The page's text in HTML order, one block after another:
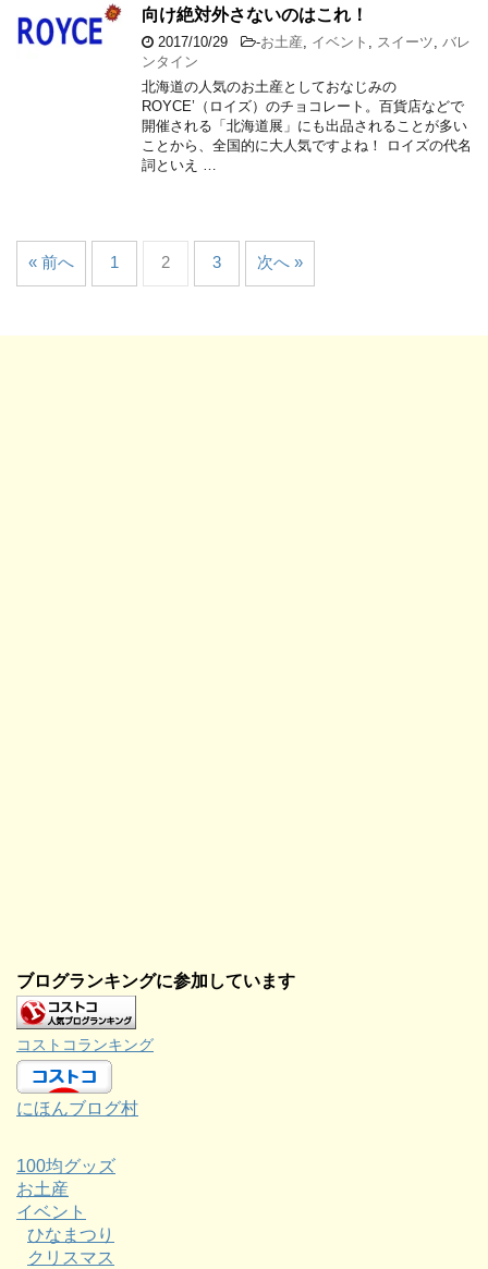
向け絶対外さないのはこれ！
2017/10/29 -お土産 イベント スイーツ
バレ
ンタイン
北海道の人気のお土産としておなじみの
ROYCE’（ロイズ）のチョコレート。百貨店などで
開催される「北海道展」にも出品されることが多い
ことから、全国的に大人気ですよね！ ロイズの代名
詞といえ …
« 前へ 1 2 3 次へ »
ブログランキングに参加しています
コストコランキング
にほんブログ村
100均グッズ
お土産
イベント
ひなまつり
クリスマス